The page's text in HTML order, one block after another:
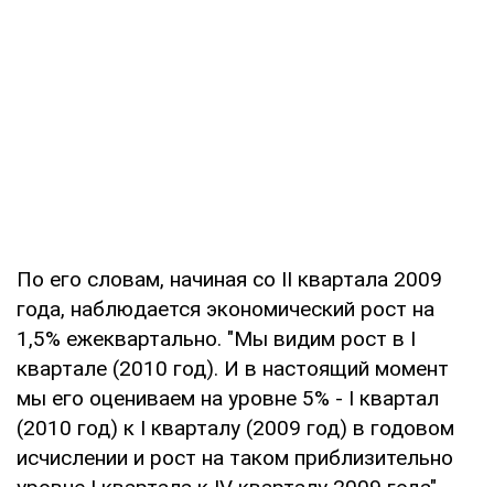
По его словам, начиная со II квартала 2009
года, наблюдается экономический рост на
1,5% ежеквартально. "Мы видим рост в I
квартале (2010 год). И в настоящий момент
мы его оцениваем на уровне 5% - I квартал
(2010 год) к I кварталу (2009 год) в годовом
исчислении и рост на таком приблизительно